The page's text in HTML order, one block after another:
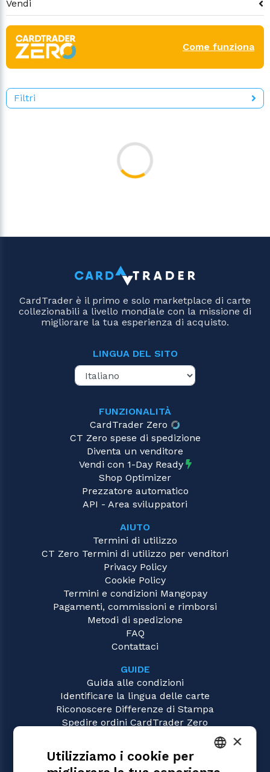
Vendi
Come funziona
Filtri
CardTrader è il primo e solo marketplace di carte
collezionabili a livello mondiale con la missione di
migliorare la tua esperienza di acquisto.
LINGUA DEL SITO
FUNZIONALITÀ
CardTrader Zero
CT Zero spese di spedizione
Diventa un venditore
Vendi con 1-Day Ready
Shop Optimizer
Prezzatore automatico
API - Area sviluppatori
AIUTO
Termini di utilizzo
CT Zero Termini di utilizzo per venditori
Privacy Policy
Cookie Policy
Termini e condizioni Mangopay
Pagamenti, commissioni e rimborsi
Metodi di spedizione
FAQ
Contattaci
GUIDE
Guida alle condizioni
Identificare la lingua delle carte
Riconoscere Differenze di Stampa
Spedire ordini CardTrader Zero
GIOCHI
×
Utilizziamo i cookie per